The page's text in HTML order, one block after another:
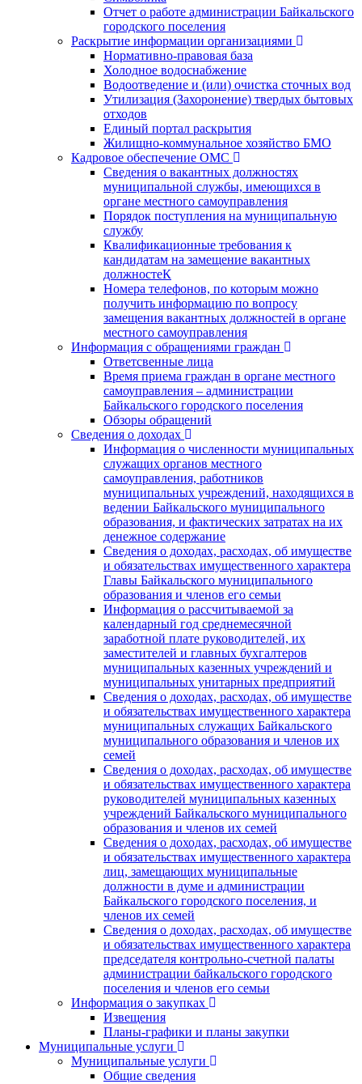
Отчет о работе администрации Байкальского
городского поселения
Раскрытие информации организациями
Нормативно-правовая база
Холодное водоснабжение
Водоотведение и (или) очистка сточных вод
Утилизация (Захоронение) твердых бытовых
отходов
Единый портал раскрытия
Жилищно-коммунальное хозяйство БМО
Кадровое обеспечение ОМС
Сведения о вакантных должностях
муниципальной службы, имеющихся в
органе местного самоуправления
Порядок поступления на муниципальную
службу
Квалификационные требования к
кандидатам на замещение вакантных
должностеК
Номера телефонов, по которым можно
получить информацию по вопросу
замещения вакантных должностей в органе
местного самоуправления
Информация с обращениями граждан
Ответсвенные лица
Время приема граждан в органе местного
самоуправления – администрации
Байкальского городского поселения
Обзоры обращений
Сведения о доходах
Информация о численности муниципальных
служащих органов местного
самоуправления, работников
муниципальных учреждений, находящихся в
ведении Байкальского муниципального
образования, и фактических затратах на их
денежное содержание
Сведения о доходах, расходах, об имуществе
и обязательствах имущественного характера
Главы Байкальского муниципального
образования и членов его семьи
Информация о рассчитываемой за
календарный год среднемесячной
заработной плате руководителей, их
заместителей и главных бухгалтеров
муниципальных казенных учреждений и
муниципальных унитарных предприятий
Сведения о доходах, расходах, об имуществе
и обязательствах имущественного характера
муниципальных служащих Байкальского
муниципального образования и членов их
семей
Сведения о доходах, расходах, об имуществе
и обязательствах имущественного характера
руководителей муниципальных казенных
учреждений Байкальского муниципального
образования и членов их семей
Сведения о доходах, расходах, об имуществе
и обязательствах имущественного характера
лиц, замещающих муниципальные
должности в думе и администрации
Байкальского городского поселения, и
членов их семей
Сведения о доходах, расходах, об имуществе
и обязательствах имущественного характера
председателя контрольно-счетной палаты
администрации байкальского городского
поселения и членов его семьи
Информация о закупках
Извещения
Планы-графики и планы закупки
Муниципальные услуги
Муниципальные услуги
Общие сведения